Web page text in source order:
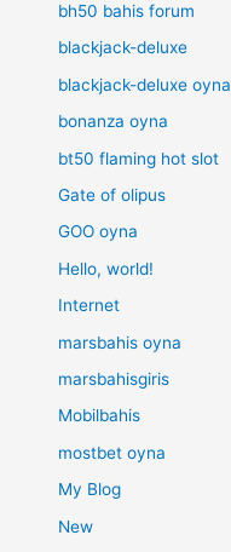
bh50 bahis forum
blackjack-deluxe
blackjack-deluxe oyna
bonanza oyna
bt50 flaming hot slot
Gate of olipus
GOO oyna
Hello, world!
Internet
marsbahis oyna
marsbahisgiris
Mobilbahis
mostbet oyna
My Blog
New